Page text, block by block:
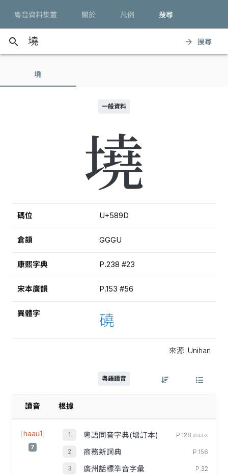
粵音資料集叢 關於 凡例 搜尋
search arrow_forward 搜尋
墝
一般資料
墝
碼位 U+589D
倉頡 GGGU
康熙字典 P.238 #23
宋本廣韻 P.153 #56
異體字 磽
來源: Unihan
粵語讀音
讀音 根據
[haau1]
7
粵語同音字典(增訂本) P.128 #04438
商務新詞典 P.156
廣州話標準音字彙 P.32